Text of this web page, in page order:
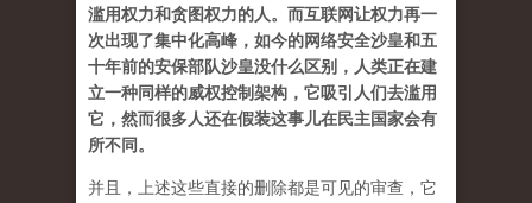
滥用权力和贪图权力的人。而互联网让权力再一
次出现了集中化高峰，如今的网络安全沙皇和五
十年前的安保部队沙皇没什么区别，人类正在建
立一种同样的威权控制架构，它吸引人们去滥用
它，然而很多人还在假装这事儿在民主国家会有
所不同。
并且，上述这些直接的删除都是可见的审查，它